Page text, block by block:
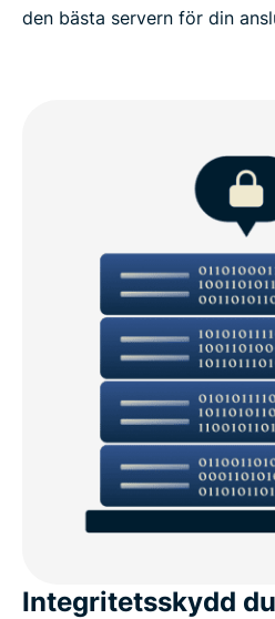
den bästa servern för din
Integritetsskydd